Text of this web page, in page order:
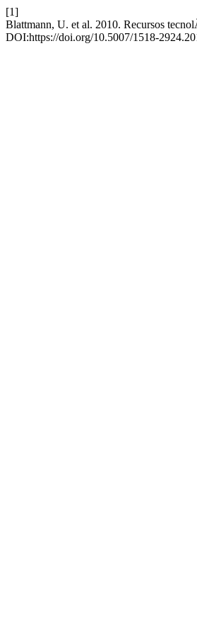
[1]
Blattmann, U. et al. 2010. Recursos
DOI:https://doi.org/10.5007/1518-